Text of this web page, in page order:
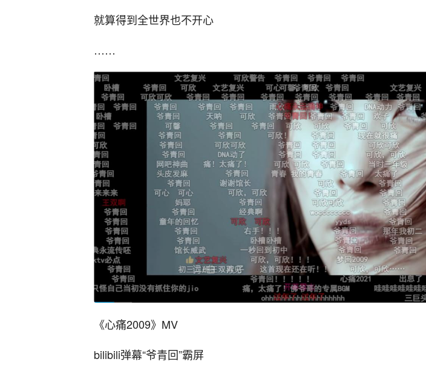
就算得到全世界也不开心
……
《心痛2009》MV
bilibili弹幕“爷青回”霸屏